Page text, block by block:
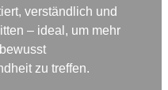
verständlich und
– ideal, um mehr
zu treffen.